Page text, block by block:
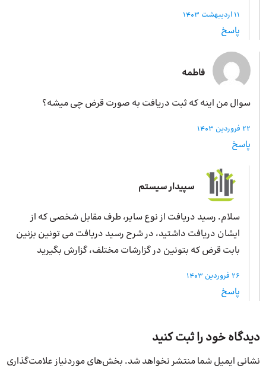
11 اردیبهشت 1403
پاسخ
فاطمه
سوال من اینه که ثبت دریافت به صورت قرض چی میشه؟
22 فروردین 1403
پاسخ
سپیدار سیستم
سلام. رسید دریافت از نوع سایر، طرف مقابل شخصی که از
ایشان دریافت داشتید، در شرح رسید دریافت می تونین بزنین
بابت قرض که بتونین در گزارشات مختلف، گزارش بگیرید
26 فروردین 1403
پاسخ
دیدگاه خود را ثبت کنید
نشانی ایمیل شما منتشر نخواهد شد. بخش‌های موردنیاز علامت‌گذاری